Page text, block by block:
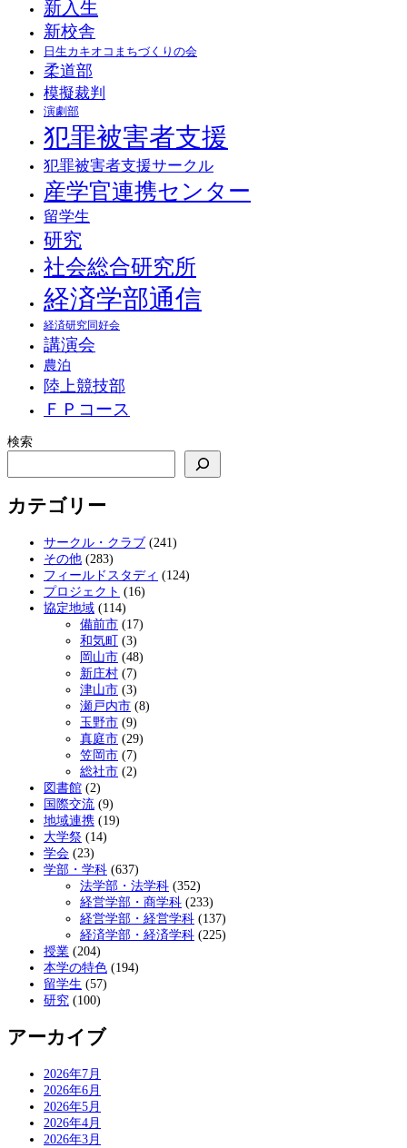
新入生
新校舎
日生カキオコまちづくりの会
柔道部
模擬裁判
演劇部
犯罪被害者支援
犯罪被害者支援サークル
産学官連携センター
留学生
研究
社会総合研究所
経済学部通信
経済研究同好会
講演会
農泊
陸上競技部
ＦＰコース
検索
カテゴリー
サークル・クラブ (241)
その他 (283)
フィールドスタディ (124)
プロジェクト (16)
協定地域 (114)
備前市 (17)
和気町
(3)
岡山市 (48)
新庄村 (7)
津山市 (3)
瀬戸内市 (8)
玉野市 (9)
真庭市 (29)
笠岡市 (7)
総社市 (2)
図書館 (2)
国際交流 (9)
地域連携 (19)
大学祭 (14)
学会 (23)
学部・学科 (637)
法学部・法学科 (352)
経営学部・商学科 (233)
経営学部・経営学科 (137)
経済学部・経済学科 (225)
授業 (204)
本学の特色 (194)
留学生 (57)
研究 (100)
アーカイブ
2026年7月
2026年6月
2026年5月
2026年4月
2026年3月